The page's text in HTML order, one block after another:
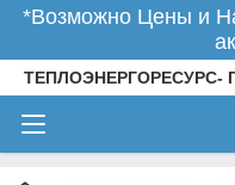
*Возможно Цены и
ТЕПЛОЭНЕРГОРЕСУРС-